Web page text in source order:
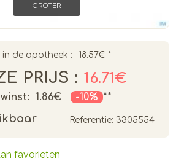
GROTER
in de apotheek : 18.57€ *
PRIJS : 16.71€
1.86€ -10% **
Referentie: 3305554
favorieten